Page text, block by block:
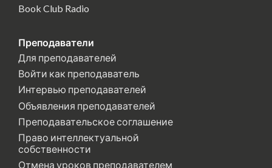
Book Club Radio
Преподаватели
Для преподавателей
Войти как преподаватель
Интервью преподавателей
Объявления преподавателей
Преподавательское соглашение
Право интеллектуальной
собственности
Отмена уроков преподавателем